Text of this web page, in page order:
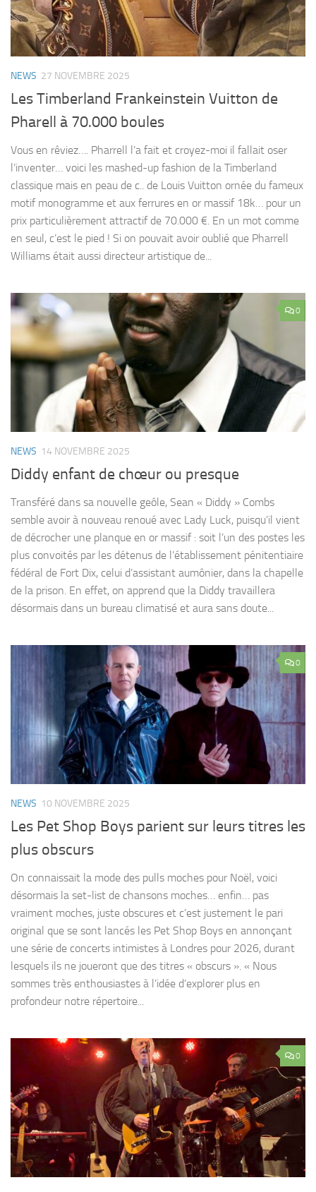
NEWS 27 NOVEMBRE 2025
Les Timberland Frankeinstein Vuitton de
Pharell à 70.000 boules
Vous en rêviez…. Pharrell l’a fait et croyez-moi il fallait oser
l’inventer… voici les mashed-up fashion de la Timberland
classique mais en peau de c.. de Louis Vuitton ornée du fameux
motif monogramme et aux ferrures en or massif 18k… pour un
prix particulièrement attractif de 70.000 €. En un mot comme
en seul, c’est le pied ! Si on pouvait avoir oublié que Pharrell
Williams était aussi directeur artistique de...
0
NEWS 14 NOVEMBRE 2025
Diddy enfant de chœur ou presque
Transféré dans sa nouvelle geôle, Sean « Diddy » Combs
semble avoir à nouveau renoué avec Lady Luck, puisqu’il vient
de décrocher une planque en or massif : soit l’un des postes les
plus convoités par les détenus de l’établissement pénitentiaire
fédéral de Fort Dix, celui d’assistant aumônier, dans la chapelle
de la prison. En effet, on apprend que la Diddy travaillera
désormais dans un bureau climatisé et aura sans doute...
0
NEWS 10 NOVEMBRE 2025
Les Pet Shop Boys parient sur leurs titres les
plus obscurs
On connaissait la mode des pulls moches pour Noël, voici
désormais la set-list de chansons moches… enfin… pas
vraiment moches, juste obscures et c’est justement le pari
original que se sont lancés les Pet Shop Boys en annonçant
une série de concerts intimistes à Londres pour 2026, durant
lesquels ils ne joueront que des titres « obscurs ». « Nous
sommes très enthousiastes à l’idée d’explorer plus en
profondeur notre répertoire...
0